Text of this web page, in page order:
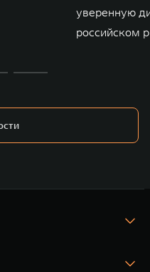
уверенную
российском